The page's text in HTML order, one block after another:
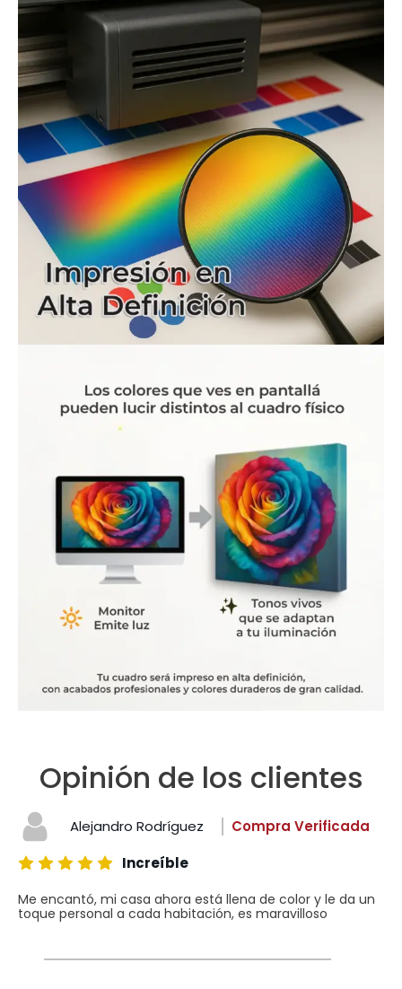
Opinión de los clientes
Alejandro Rodríguez
Compra Verificada
Increíble
Me encantó, mi casa ahora está llena de color y le da un
toque personal a cada habitación, es maravilloso